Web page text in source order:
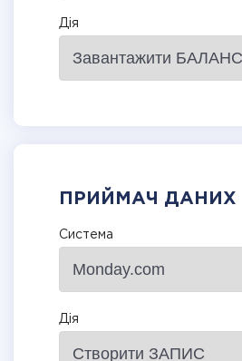
Дія
ПРИЙМАЧ ДАНИХ
Система
Дія